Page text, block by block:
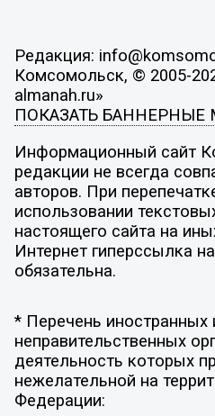
Редакция:
Комсомольск, © 2005-
almanah.ru»
ПОКАЗАТЬ БАННЕРНЫЕ
Информационный сайт
редакции не всегда
авторов. При
использовании
настоящего сайта на
Интернет гиперссылка
обязательна.
* Перечень
неправительственных
деятельность которых
нежелательной на
Федерации: